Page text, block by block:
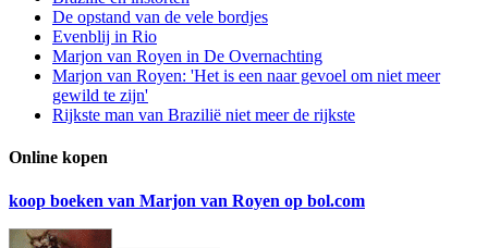
De opstand van de vele bordjes
Evenblij in Rio
Marjon van Royen in De Overnachting
Marjon van Royen: 'Het is een naar gevoel om niet meer
gewild te zijn'
Rijkste man van Brazilië niet meer de rijkste
Online kopen
koop boeken van Marjon van Royen op bol.com